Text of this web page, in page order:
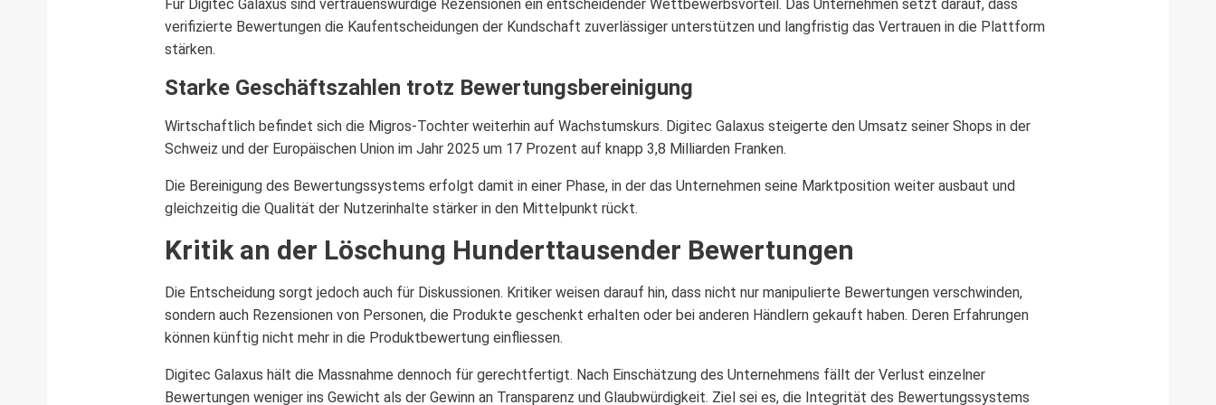
Für Digitec Galaxus sind vertrauenswürdige Rezensionen ein entscheidender Wettbewerbsvorteil. Das Unternehmen setzt darauf, dass
verifizierte Bewertungen die Kaufentscheidungen der Kundschaft zuverlässiger unterstützen und langfristig das Vertrauen in die Plattform
stärken.
Starke Geschäftszahlen trotz Bewertungsbereinigung
Wirtschaftlich befindet sich die Migros-Tochter weiterhin auf Wachstumskurs. Digitec Galaxus steigerte den Umsatz seiner Shops in der
Schweiz und der Europäischen Union im Jahr 2025 um 17 Prozent auf knapp 3,8 Milliarden Franken.
Die Bereinigung des Bewertungssystems erfolgt damit in einer Phase, in der das Unternehmen seine Marktposition weiter ausbaut und
gleichzeitig die Qualität der Nutzerinhalte stärker in den Mittelpunkt rückt.
Kritik an der Löschung Hunderttausender Bewertungen
Die Entscheidung sorgt jedoch auch für Diskussionen. Kritiker weisen darauf hin, dass nicht nur manipulierte Bewertungen verschwinden,
sondern auch Rezensionen von Personen, die Produkte geschenkt erhalten oder bei anderen Händlern gekauft haben. Deren Erfahrungen
können künftig nicht mehr in die Produktbewertung einfliessen.
Digitec Galaxus hält die Massnahme dennoch für gerechtfertigt. Nach Einschätzung des Unternehmens fällt der Verlust einzelner
Bewertungen weniger ins Gewicht als der Gewinn an Transparenz und Glaubwürdigkeit. Ziel sei es, die Integrität des Bewertungssystems